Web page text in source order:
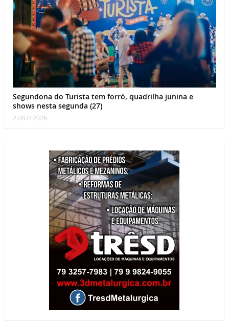
Segundona do Turista tem forró, quadrilha junina e
shows nesta segunda (27)
27/07/ 2026